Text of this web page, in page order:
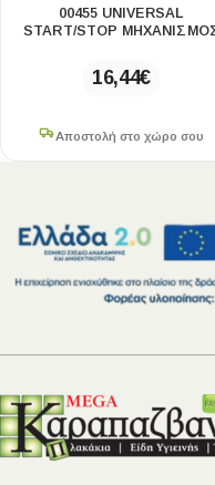
00455 UNIVERSAL
START/STOP
16,44€
Αποστολή στο χώρο σου